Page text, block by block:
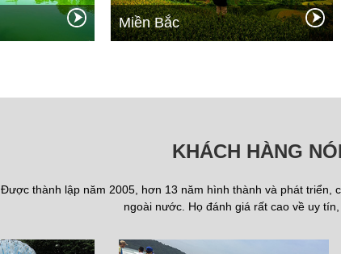
Miền Bắc
KHÁCH HÀNG
Được thành lập năm 2005, hơn 13 năm hình thành và phát triển,
ngoài nước. Họ đánh giá rất cao về uy